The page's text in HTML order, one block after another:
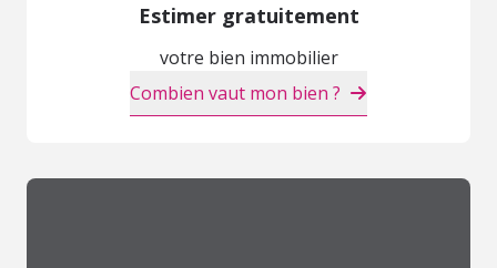
Estimer gratuitement
votre bien immobilier
Combien vaut mon bien ?